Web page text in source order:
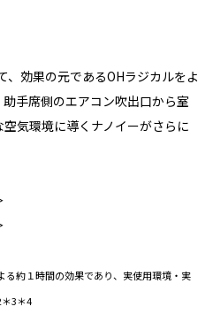
、効果の元であるOHラジカルをよ
手席側のエアコン吹出口から室
気環境に導くナノイーがさらに
１時間の効果であり、実使用環境・実
3＊4